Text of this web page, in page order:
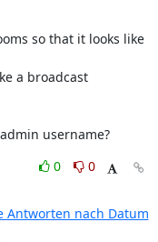
so that it looks like
a broadcast
username?
0
0
Antworten nach Datum